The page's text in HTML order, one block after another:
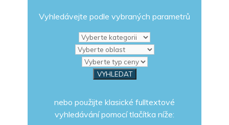
Vyhledávejte podle vybraných parametrů
nebo použijte klasické fulltextové
vyhledávání pomocí tlačítka níže: